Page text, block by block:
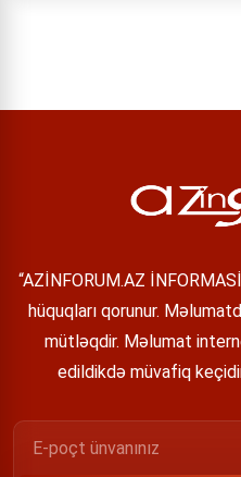
“AZİNFORUM.AZ
hüquqları qorunur.
mütləqdir. Məlumat
edildikdə müvafiq